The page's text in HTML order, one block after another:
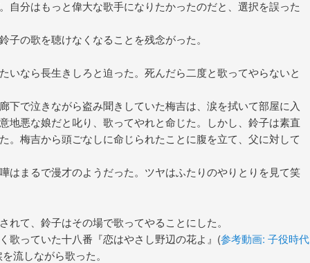
自分はもっと偉大な歌手になりたかったのだと、選択を誤った
子の歌を聴けなくなることを残念がった。
いなら長生きしろと迫った。死んだら二度と歌ってやらないと
下で泣きながら盗み聞きしていた梅吉は、涙を拭いて部屋に入
地悪な娘だと叱り、歌ってやれと命じた。しかし、鈴子は素直
。梅吉から頭ごなしに命じられたことに腹を立て、父に対して
はまるで漫才のようだった。ツヤはふたりのやりとりを見て笑
れて、鈴子はその場で歌ってやることにした。
歌っていた十八番『恋はやさし野辺の花よ』(参考動画: 子役時代
流しながら歌った。